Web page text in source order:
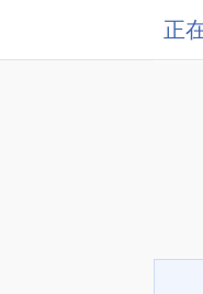
正